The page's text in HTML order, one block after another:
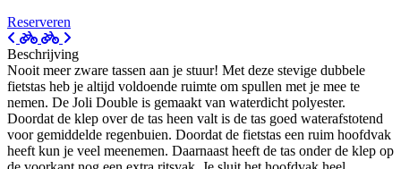
Reserveren
Beschrijving
Nooit meer zware tassen aan je stuur! Met deze stevige dubbele
fietstas heb je altijd voldoende ruimte om spullen met je mee te
nemen. De Joli Double is gemaakt van waterdicht polyester.
Doordat de klep over de tas heen valt is de tas goed waterafstotend
voor gemiddelde regenbuien. Doordat de fietstas een ruim hoofdvak
heeft kun je veel meenemen. Daarnaast heeft de tas onder de klep op